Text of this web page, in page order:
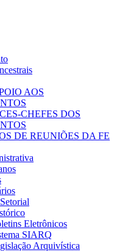
AOS
CHEFES DOS
DE REUNIÕES DA FE
Eletrônicos
SIARQ
Arquivística